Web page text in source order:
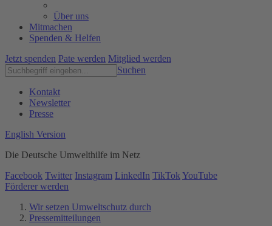
Über uns
Mitmachen
Spenden & Helfen
Jetzt spenden Pate werden Mitglied werden
Suchen
Kontakt
Newsletter
Presse
English Version
Die Deutsche Umwelthilfe im Netz
Facebook Twitter Instagram LinkedIn TikTok YouTube
Förderer werden
Wir setzen Umweltschutz durch
Pressemitteilungen